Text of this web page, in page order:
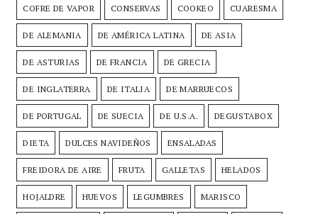
COFRE DE VAPOR CONSERVAS COOKEO CUARESMA
DE ALEMANIA DE AMÉRICA LATINA DE ASIA
DE ASTURIAS DE FRANCIA DE GRECIA
DE INGLATERRA DE ITALIA DE MARRUECOS
DE PORTUGAL DE SUECIA DE U.S.A. DEGUSTABOX
DIETA DULCES NAVIDEÑOS ENSALADAS
FREIDORA DE AIRE FRUTA GALLETAS HELADOS
HOJALDRE HUEVOS LEGUMBRES MARISCO